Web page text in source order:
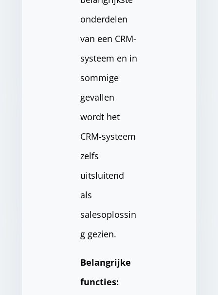
onderdelen
van een CRM-
systeem en in
sommige
gevallen
wordt het
CRM-systeem
zelfs
uitsluitend
als
salesoplossin
g gezien.
Belangrijke
functies: